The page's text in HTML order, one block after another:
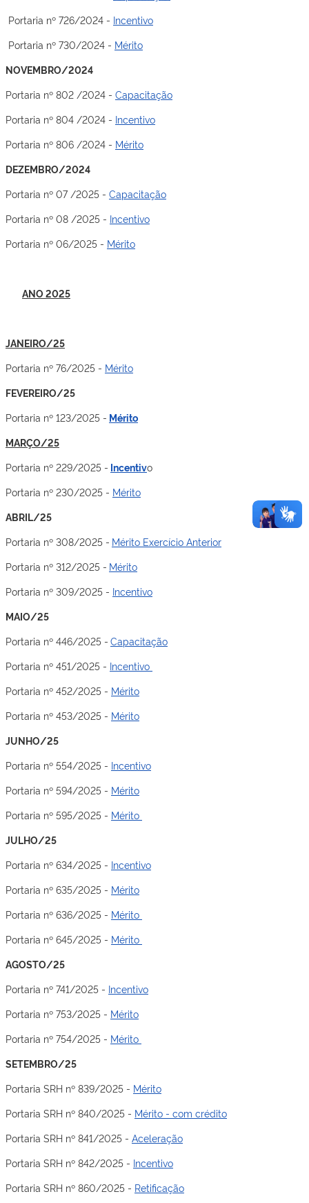
Portaria nº 726/2024 - Incentivo
Portaria nº 730/2024 - Mérito
NOVEMBRO/2024
Portaria nº 802 /2024 - Capacitação
Portaria nº 804 /2024 - Incentivo
Portaria nº 806 /2024 - Mérito
DEZEMBRO/2024
Portaria nº 07 /2025 - Capacitação
Portaria nº 08 /2025 - Incentivo
Portaria nº 06/2025 - Mérito
ANO 2025
JANEIRO/25
Portaria nº 76/2025 - Mérito
FEVEREIRO/25
Portaria nº 123/2025 - Mérito
MARÇO/25
Portaria nº 229/2025 - Incentivo
Portaria nº 230/2025 - Mérito
ABRIL/25
Portaria nº 308/2025 - Mérito Exercício Anterior
Portaria nº 312/2025 - Mérito
Portaria nº 309/2025 - Incentivo
MAIO/25
Portaria nº 446/2025 - Capacitação
Portaria nº 451/2025 - Incentivo
Portaria nº 452/2025 - Mérito
Portaria nº 453/2025 - Mérito
JUNHO/25
Portaria nº 554/2025 - Incentivo
Portaria nº 594/2025 - Mérito
Portaria nº 595/2025 - Mérito
JULHO/25
Portaria nº 634/2025 - Incentivo
Portaria nº 635/2025 - Mérito
Portaria nº 636/2025 - Mérito
Portaria nº 645/2025 - Mérito
AGOSTO/25
Portaria nº 741/2025 - Incentivo
Portaria nº 753/2025 - Mérito
Portaria nº 754/2025 - Mérito
SETEMBRO/25
Portaria SRH nº 839/2025 - Mérito
Portaria SRH nº 840/2025 - Mérito - com crédito
Portaria SRH nº 841/2025 - Aceleração
Portaria SRH nº 842/2025 - Incentivo
Portaria SRH nº 860/2025 - Retificação